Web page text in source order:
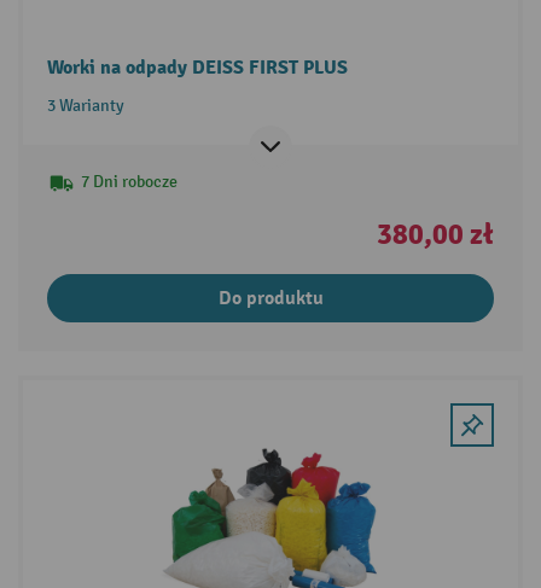
Worki na odpady DEISS FIRST PLUS
3 Warianty
7 Dni robocze
380,00 zł
Do produktu